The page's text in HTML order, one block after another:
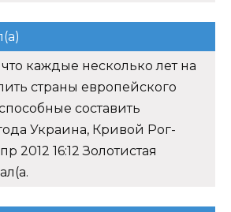
каждые несколько лет на
страны европейского
составить
Украина, Кривой Рог-
2012 16:12 Золотистая